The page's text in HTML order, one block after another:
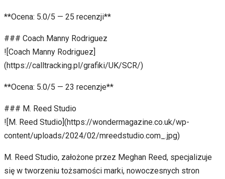
**Ocena: 5.0/5 — 25 recenzji**
### Coach Manny Rodriguez
![Coach Manny Rodriguez]
(https://calltracking.pl/grafiki/UK/SCR/)
**Ocena: 5.0/5 — 23 recenzje**
### M. Reed Studio
![M. Reed Studio](https://wondermagazine.co.uk/wp-
content/uploads/2024/02/mreedstudio.com_.jpg)
M. Reed Studio, założone przez Meghan Reed, specjalizuje
się w tworzeniu tożsamości marki, nowoczesnych stron